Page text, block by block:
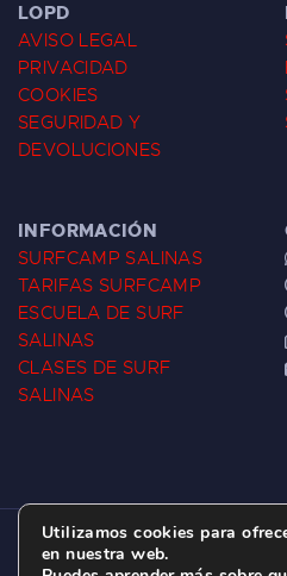
LOPD
AVISO LEGAL
PRIVACIDAD
COOKIES
SEGURIDAD Y
DEVOLUCIONES
INFORMACIÓN
SURFCAMP SALINAS
TARIFAS SURFCAMP
ESCUELA DE SURF
SALINAS
CLASES DE SURF
SALINAS
ESCUELA DE SURF
Utilizamos cookies para
en nuestra web.